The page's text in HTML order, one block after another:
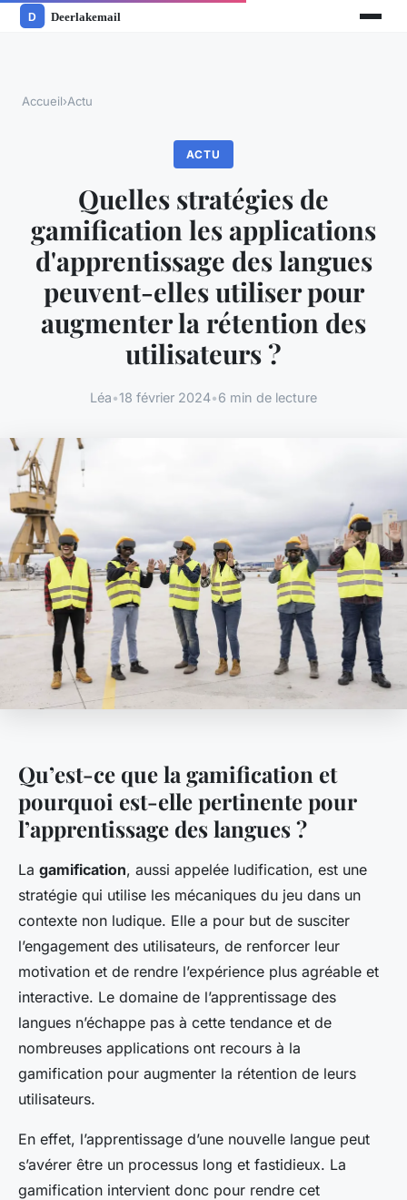
Accueil›Actu
ACTU
Quelles stratégies de
gamification les applications
d'apprentissage des langues
peuvent-elles utiliser pour
augmenter la rétention des
utilisateurs ?
Léa•18 février 2024•6 min de lecture
Qu’est-ce que la gamification et
pourquoi est-elle pertinente pour
l’apprentissage des langues ?
La gamification, aussi appelée ludification, est une
stratégie qui utilise les mécaniques du jeu dans un
contexte non ludique. Elle a pour but de susciter
l’engagement des utilisateurs, de renforcer leur
motivation et de rendre l’expérience plus agréable et
interactive. Le domaine de l’apprentissage des
langues n’échappe pas à cette tendance et de
nombreuses applications ont recours à la
gamification pour augmenter la rétention de leurs
utilisateurs.
En effet, l’apprentissage d’une nouvelle langue peut
s’avérer être un processus long et fastidieux. La
gamification intervient donc pour rendre cet